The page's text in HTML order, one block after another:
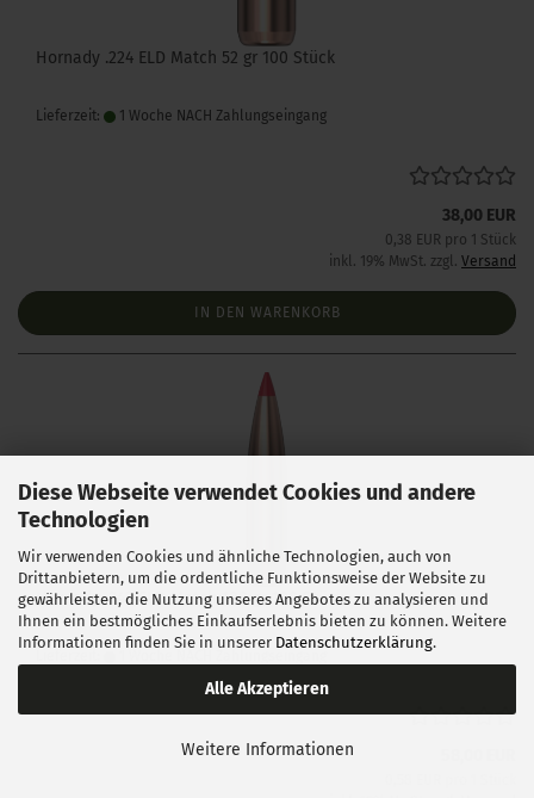
Diese Webseite verwendet Cookies und andere
Technologien
Wir verwenden Cookies und ähnliche Technologien, auch von
Drittanbietern, um die ordentliche Funktionsweise der Website zu
gewährleisten, die Nutzung unseres Angebotes zu analysieren und
Ihnen ein bestmögliches Einkaufserlebnis bieten zu können. Weitere
Informationen finden Sie in unserer Datenschutzerklärung.
Alle Akzeptieren
Weitere Informationen
Hornady .224 ELD Match 52 gr 100 Stück
Lieferzeit: 1 Woche NACH Zahlungseingang
38,00 EUR
0,38 EUR pro 1 Stück
inkl. 19% MwSt. zzgl. Versand
IN DEN WARENKORB
Hornady .243 ELD Match 108 gr 100 Stück